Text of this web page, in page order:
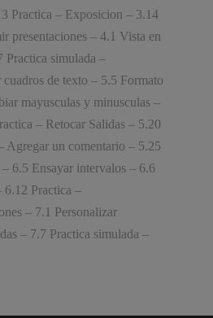
Practica – Exposicion – 3.14
presentaciones – 4.1 Vista en
Practica simulada –
de texto – 5.5 Formato
mayusculas y minusculas –
– Retocar Salidas – 5.20
Agregar un comentario – 5.25
6.5 Ensayar intervalos – 6.6
6.12 Practica –
– 7.1 Personalizar
– 7.7 Practica simulada –